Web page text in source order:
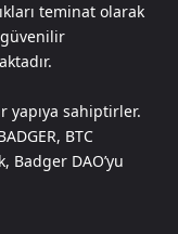
teminat olarak
yapıya sahiptirler.
BTC
Badger DAO’yu